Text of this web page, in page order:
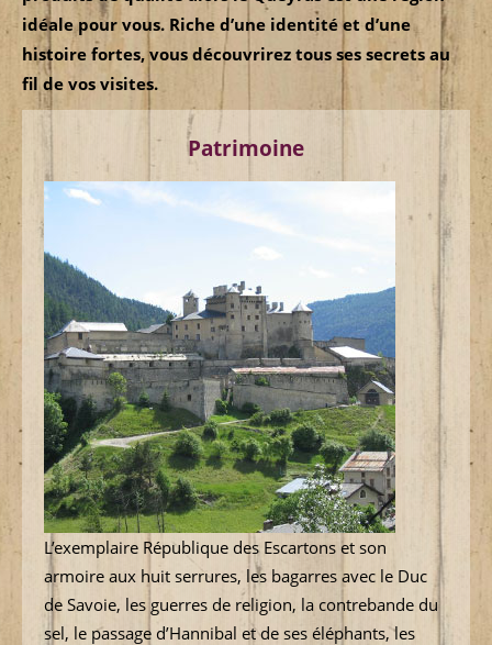
idéale pour vous. Riche d’une identité et d’une
histoire fortes, vous découvrirez tous ses secrets au
fil de vos visites.
Patrimoine
L’exemplaire République des Escartons et son
armoire aux huit serrures, les bagarres avec le Duc
de Savoie, les guerres de religion, la contrebande du
sel, le passage d’Hannibal et de ses éléphants, les